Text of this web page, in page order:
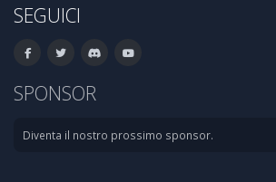
SEGUICI
SPONSOR
Diventa il nostro prossimo sponsor.